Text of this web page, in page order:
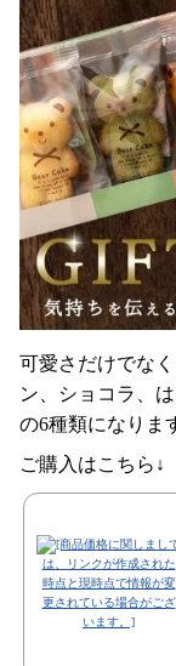
可愛さだけでな
ン、ショコラ、
の6種類になりま
ご購入はこちら↓